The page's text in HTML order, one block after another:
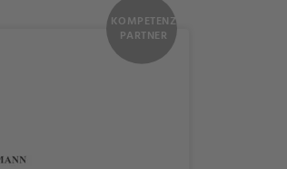
KOMPETENZ
PARTNER